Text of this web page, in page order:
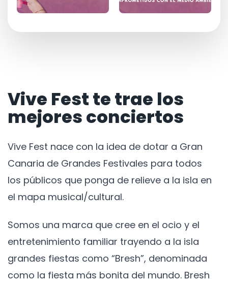
Vive Fest te trae los
mejores conciertos
Vive Fest nace con la idea de dotar a Gran
Canaria de Grandes Festivales para todos
los públicos que ponga de relieve a la isla en
el mapa musical/cultural.
Somos una marca que cree en el ocio y el
entretenimiento familiar trayendo a la isla
grandes fiestas como “Bresh”, denominada
como la fiesta más bonita del mundo. Bresh